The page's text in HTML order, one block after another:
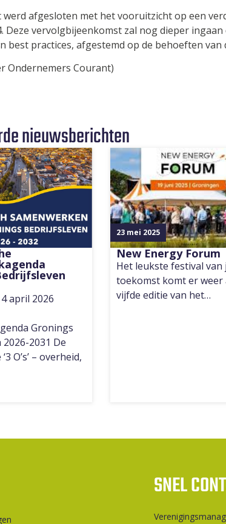
werd afgesloten met het vooruitzicht op een
Deze vervolgbijeenkomst zal nog dieper ingaan
best practices, afgestemd op de behoeften van
Ondernemers Courant)
nieuwsberichten
april 2026
Gronings
2031 De
O’s’ – overheid,
23 mei 2025
New Energy Forum
Het leukste festival van
toekomst komt er weer
vijfde editie van het…
SNEL